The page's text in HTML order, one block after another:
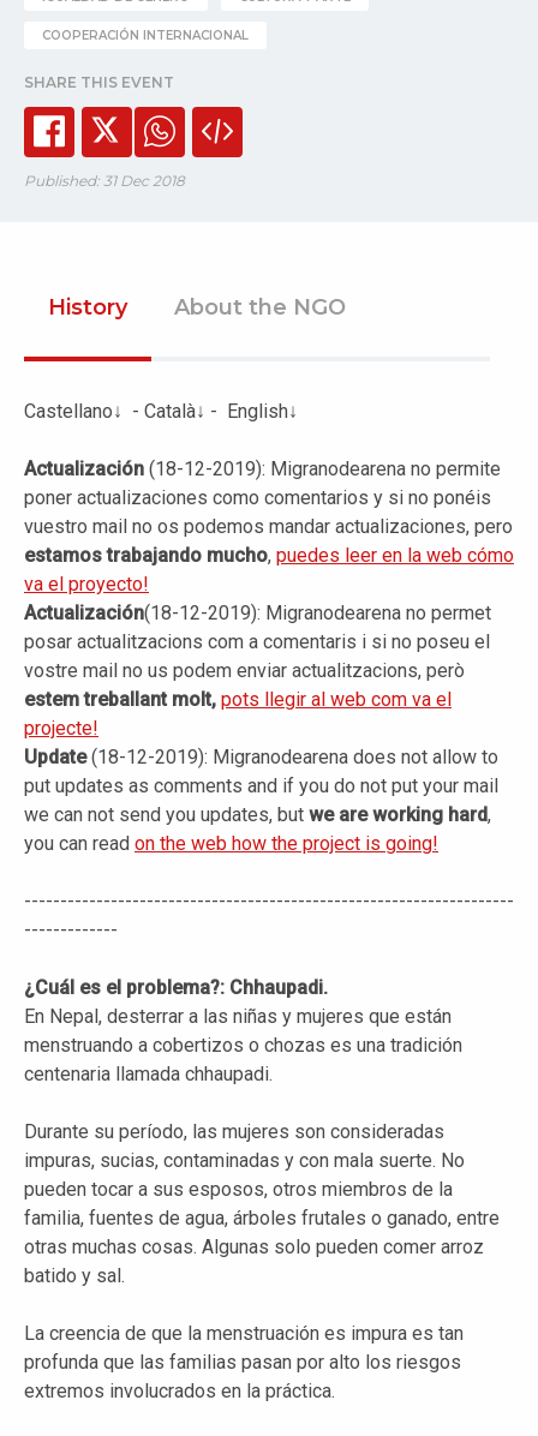
COOPERACIÓN INTERNACIONAL
SHARE THIS EVENT
Published: 31 Dec 2018
History About the NGO
Castellano↓ - Català↓ - English↓
Actualización (18-12-2019): Migranodearena no permite
poner actualizaciones como comentarios y si no ponéis
vuestro mail no os podemos mandar actualizaciones, pero
estamos trabajando mucho, puedes leer en la web cómo
va el proyecto!
Actualización(18-12-2019): Migranodearena no permet
posar actualitzacions com a comentaris i si no poseu el
vostre mail no us podem enviar actualitzacions, però
estem treballant molt, pots llegir al web com va el
projecte!
Update(18-12-2019): Migranodearena does not allow to
put updates as comments and if you do not put your mail
we can not send you updates, but we are working hard,
you can read on the web how the project is going!
--------------------------------------------------------------------
-------------
¿Cuál es el problema?: Chhaupadi.
En Nepal, desterrar a las niñas y mujeres que están
menstruando a cobertizos o chozas es una tradición
centenaria llamada chhaupadi.
Durante su período, las mujeres son consideradas
impuras, sucias, contaminadas y con mala suerte. No
pueden tocar a sus esposos, otros miembros de la
familia, fuentes de agua, árboles frutales o ganado, entre
otras muchas cosas. Algunas solo pueden comer arroz
batido y sal.
La creencia de que la menstruación es impura es tan
profunda que las familias pasan por alto los riesgos
extremos involucrados en la práctica.